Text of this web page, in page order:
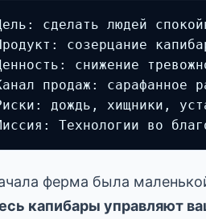
сделать людей
созерцание
снижение
продаж: сарафанное
дождь, хищники,
Технологии во
ферма была
капибары управляют